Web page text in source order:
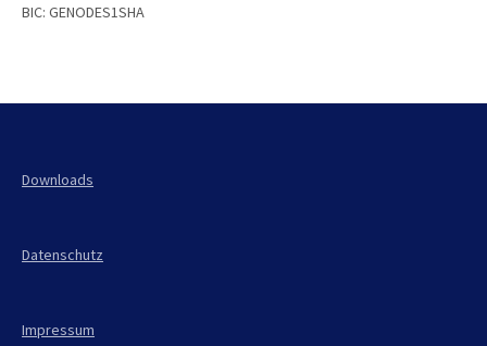
BIC: GENODES1SHA
Downloads
Datenschutz
Impressum